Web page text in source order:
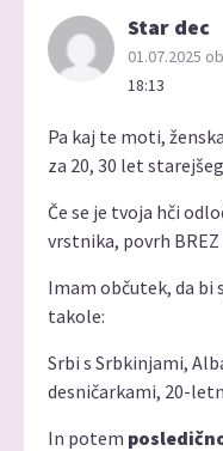
Star dec
01.07.2025
18:13
Pa kaj te moti,
za 20, 30 let
Če se je tvoja hči
vrstnika, povrh
Imam občutek, da bi
takole:
Srbi s Srbkinjami,
desničarkami, 20-
In potem